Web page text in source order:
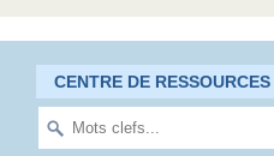
CENTRE DE RESSOURCES